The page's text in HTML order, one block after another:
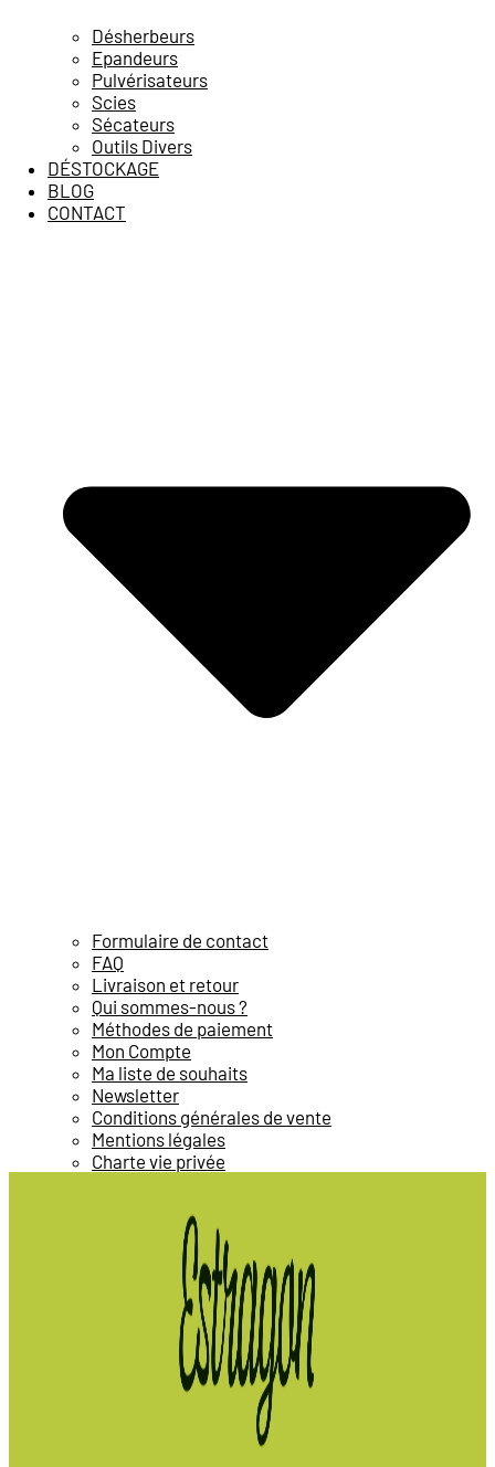
Désherbeurs
Epandeurs
Pulvérisateurs
Scies
Sécateurs
Outils Divers
DÉSTOCKAGE
BLOG
CONTACT
Formulaire de contact
FAQ
Livraison et retour
Qui sommes-nous ?
Méthodes de paiement
Mon Compte
Ma liste de souhaits
Newsletter
Conditions générales de vente
Mentions légales
Charte vie privée